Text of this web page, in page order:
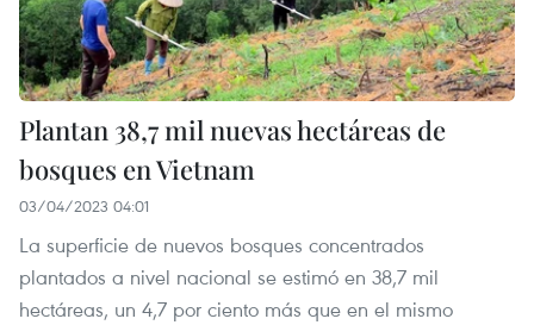
Plantan 38,7 mil nuevas hectáreas de
bosques en Vietnam
03/04/2023 04:01
La superficie de nuevos bosques concentrados
plantados a nivel nacional se estimó en 38,7 mil
hectáreas, un 4,7 por ciento más que en el mismo